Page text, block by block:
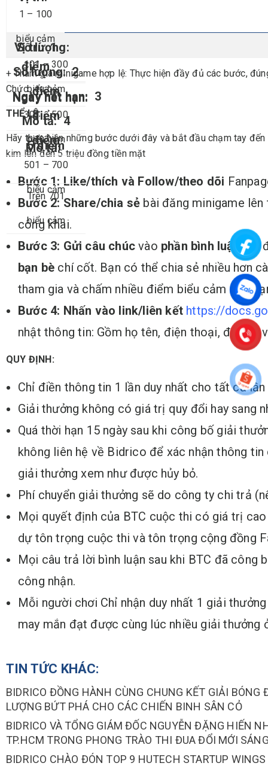
1 – 100
biểu cảm
101 – 300
biểu cảm
301 – 500
biểu cảm
501 – 700
biểu cảm
Trên 701
biểu cảm
1
điểm
2
điểm
3
điểm 4
điểm
5 điểm
+ Tham gia minigame hợp lệ: Thực hiện đầy đủ các bước,
Chức.
THỂ LỆ:
Hãy thực hiện những bước dưới đây và bắt đầu chạm tay
kim lên đến 5 triệu đồng tiền mặt
Bước 1: Like/thích và Follow/theo dõi
Bước 2: Share/chia sẻ bài đăng minigame lên
công khai.
Bước 3: Gửi câu chúc vào phần bình luận bài
bạn bè chí cốt. Bạn có thể chia sẻ nhiều hơn
tham gia và chấm nhiều điểm biểu cảm cho
Bước 4: Nhấn vào link/liên kết https://
nhật thông tin: Gồm họ tên, điện thoại, địa chỉ
QUY ĐỊNH:
Chỉ điền thông tin 1 lần duy nhất cho tất cả
Giải thưởng không có giá trị quy đổi hay sang
Quá thời hạn 15 ngày sau khi công bố giải
không liên hệ về Bidrico để xác nhận thông tin
giải thưởng xem như được hủy bỏ.
Phí chuyển giải thưởng sẽ do công ty chi trả
Mọi quyết định của BTC cuộc thi có giá trị
dự tôn trọng cuộc thi và tôn trọng cộng đồng
Mọi câu trả lời bình luận sau khi BTC đã công
công nhận.
Mỗi người chơi Chỉ nhận duy nhất 1 giải
may mắn đạt được cùng lúc nhiều giải thưởng
TIN TỨC KHÁC:
BIDRICO ĐỒNG HÀNH CÙNG CHUNG KẾT GIẢI
LƯỢNG BỨT PHÁ CHO CÁC CHIẾN BINH SÂN CỎ
BIDRICO VÀ TỔNG GIÁM ĐỐC NGUYỄN ĐẶNG HIẾN
TP.HCM TRONG PHONG TRÀO THI ĐUA ĐỔI MỚI
BIDRICO CHÀO ĐÓN TOP 9 HUTECH STARTUP